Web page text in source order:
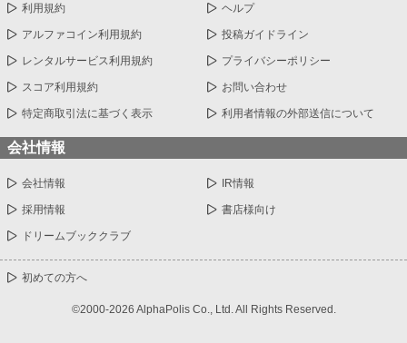
利用規約 ヘルプ
アルファコイン利用規約 投稿ガイドライン
レンタルサービス利用規約 プライバシーポリシー
スコア利用規約 お問い合わせ
特定商取引法に基づく表示 利用者情報の外部送信について
会社情報
会社情報 IR情報
採用情報 書店様向け
ドリームブッククラブ
初めての方へ
©2000-2026 AlphaPolis Co., Ltd. All Rights Reserved.